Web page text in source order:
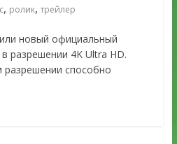
, ролик, трейлер
новый официальный
разрешении 4K Ultra HD.
способно